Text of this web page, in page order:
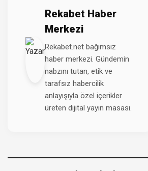
Rekabet Haber
Merkezi
Rekabet.net bağımsız
haber merkezi. Gündemin
nabzını tutan, etik ve
tarafsız habercilik
anlayışıyla özel içerikler
üreten dijital yayın masası.